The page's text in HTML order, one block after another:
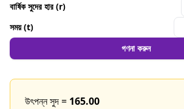
বার্ষিক সুদের হার (r)
সময় (t)
গণনা করুন
উৎপন্ন সুদ = 165.00